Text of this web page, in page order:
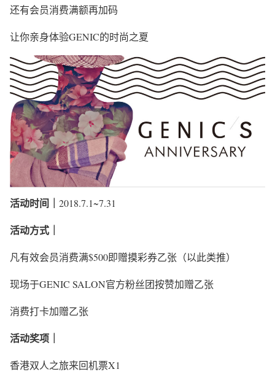
还有会员消费满额再加码
让你亲身体验GENIC的时尚之夏
活动时间｜ 2018.7.1~7.31
活动方式｜
凡有效会员消费满$500即赠摸彩券乙张（以此类推）
现场于GENIC SALON官方粉丝团按赞加赠乙张
消费打卡加赠乙张
活动奖项｜
香港双人之旅来回机票X1